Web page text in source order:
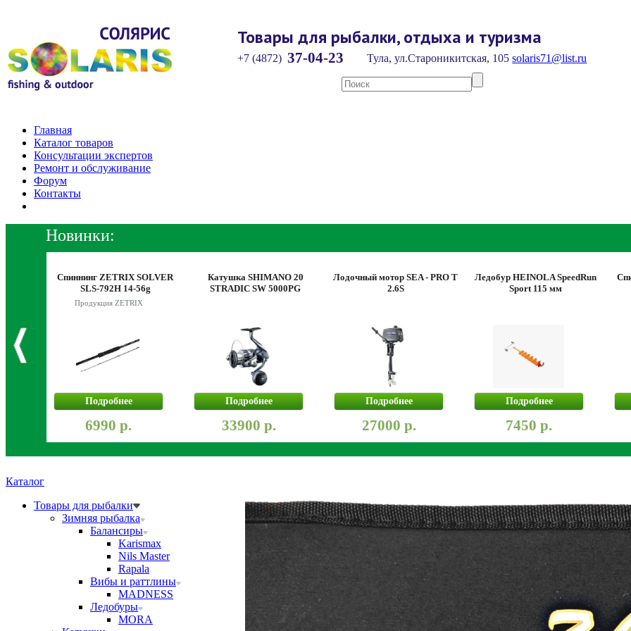
Товары для рыбалки, отдыха и туризма
+7 (4872) 37-04-23 Тула, ул.Староникитская, 105solaris71@list.ru
Главная
Каталог товаров
Консультации экспертов
Ремонт и обслуживание
Форум
Контакты
Новинки:
Спиннинг ZETRIX SOLVER
SLS-792H 14-56g
Продукция ZETRIX
Подробнее
6990 р.
Катушка SHIMANO 20
STRADIC SW 5000PG
Подробнее
33900 р.
Лодочный мотор SEA - PRO T
2.6S
Подробнее
27000 р.
Ледобур HEINOLA SpeedRun
Sport 115 мм
Подробнее
7450 р.
Каталог
Товары для рыбалки
Зимняя рыбалка
Балансиры
Karismax
Nils Master
Rapala
Вибы и раттлины
MADNESS
Ледобуры
MORA